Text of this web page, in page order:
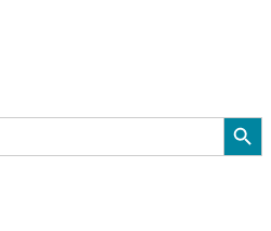
Search Button